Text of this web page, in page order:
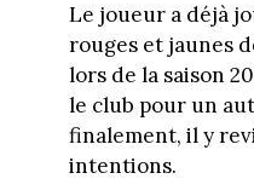
Le joueur a déjà
rouges et jaunes
lors de la saison
le club pour un
finalement, il y
intentions.